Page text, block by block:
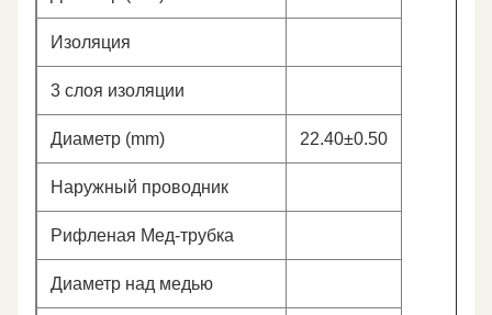
Изоляция
3 слоя изоляции
Диаметр (mm) 22.40±0.50
Наружный проводник
Рифленая Мед-трубка
Диаметр над медью